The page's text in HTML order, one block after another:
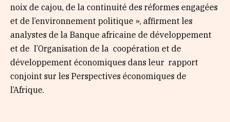
noix de cajou, de la continuité des réformes engagées
et de l’environnement politique », affirment les
analystes de la Banque africaine de développement
et de l’Organisation de la coopération et de
développement économiques dans leur rapport
conjoint sur les Perspectives économiques de
l’Afrique.